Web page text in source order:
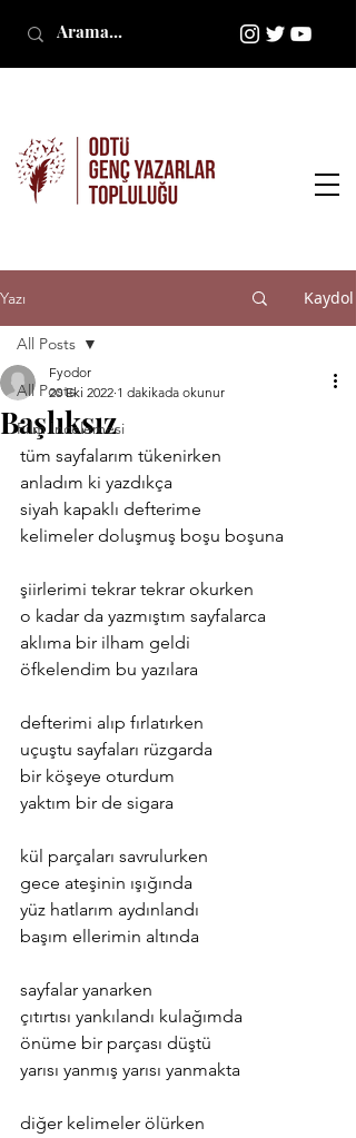
Yazı Kaydol
All Posts
Film İncelemesi
All Posts
Başlıksız
Fyodor
20 Eki 2022 1 dakikada okunur
tüm sayfalarım tükenirken
anladım ki yazdıkça
siyah kapaklı defterime
kelimeler doluşmuş boşu boşuna
şiirlerimi tekrar tekrar okurken
o kadar da yazmıştım sayfalarca
aklıma bir ilham geldi
öfkelendim bu yazılara
defterimi alıp fırlatırken
uçuştu sayfaları rüzgarda
bir köşeye oturdum
yaktım bir de sigara
kül parçaları savrulurken
gece ateşinin ışığında
yüz hatlarım aydınlandı
başım ellerimin altında
sayfalar yanarken
çıtırtısı yankılandı kulağımda
önüme bir parçası düştü
yarısı yanmış yarısı yanmakta
diğer kelimeler ölürken